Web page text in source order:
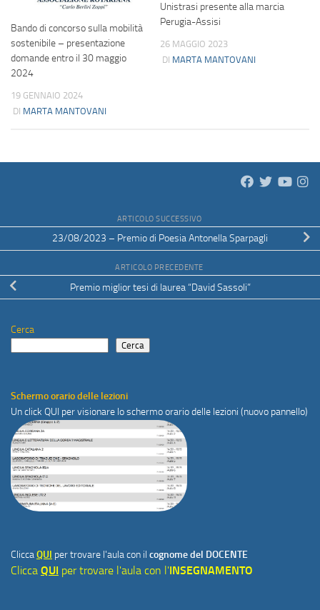
Bando di concorso sulla mobilità
sostenibile – presentazione
domande entro il 30 maggio
2024
19 GENNAIO 2024
DI MARTA MANTOVANI
Unistrasi presente alla marcia
Perugia-Assisi
26 MAGGIO 2023
DI MARTA MANTOVANI
ARTICOLO SUCCESSIVO
23/08/2023 – Premio di Poesia Antonella Sparpagli
ARTICOLO PRECEDENTE
Premio miglior tesi di laurea “David Sassoli”
Cerca
Cerca
Schermo orario delle lezioni
Un click QUI per visionare lo schermo orario delle lezioni (nuovo pannello)
CliccaQUI per trovare l'aula con il cognome del DOCENTE
Clicca QUI per trovare l'aula con l'INSEGNAMENTO